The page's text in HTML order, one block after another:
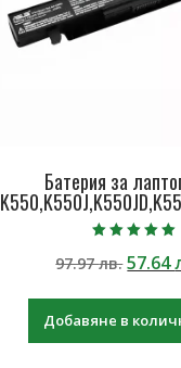
Батерия за
5.00
от 5
97.97лв.
97.97
57.64
Добавяне в